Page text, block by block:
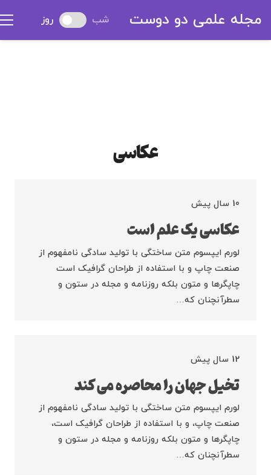
مجله علمی دو دوست روز شب
عکاسی
10 سال پیش
عکاسی یک علم است
لورم ایپسوم متن ساختگی با تولید سادگی نامفهوم از
صنعت چاپ و با استفاده از طراحان گرافیک است
چاپگرها و متون بلکه روزنامه و مجله در ستون و
سطرآنچنان که…
12 سال پیش
تخیل جهان را محاصره می کند
لورم ایپسوم متن ساختگی با تولید سادگی نامفهوم از
صنعت چاپ، و با استفاده از طراحان گرافیک است،
چاپگرها و متون بلکه روزنامه و مجله در ستون و
سطرآنچنان که…